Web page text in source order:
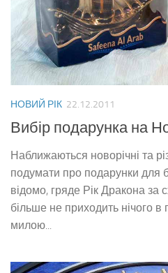
НОВИЙ РІК 22.12.2011
Вибір подарунка на
Наближаються новорічні та
подумати про подарунки для
відомо, гряде Рік Дракона
більше не приходить нічого в
милою...